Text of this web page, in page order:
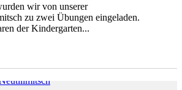
wir von unserer
zu zwei Übungen eingeladen.
der Kindergarten...